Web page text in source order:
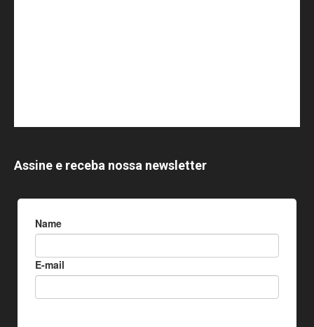
Assine e receba nossa newsletter